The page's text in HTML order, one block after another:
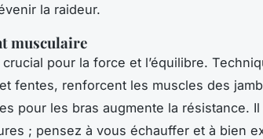
la raideur.
musculaire
crucial pour la force et l’équilibre.
fentes, renforcent les muscles des
pour les bras augmente la résistance.
; pensez à vous échauffer et à bien